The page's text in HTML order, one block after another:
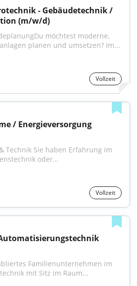
- Gebäudetechnik /
(m/w/d)
möchtest moderne,
planen und umsetzen? Im...
Vollzeit
/ Energieversorgung
Technik Sie haben Erfahrung im
oder...
Vollzeit
Familienunternehmen im
mit Sitz im Raum...